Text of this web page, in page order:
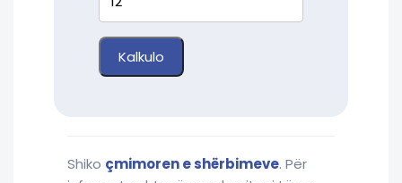
Kalkulo
Shiko çmimoren e shërbimeve. Për